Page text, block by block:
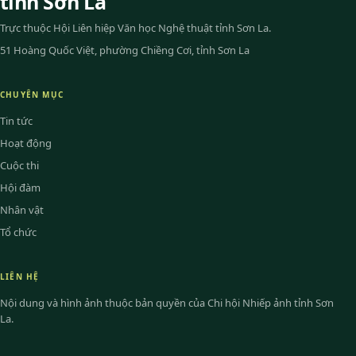
Trực thuộc Hội Liên hiệp Văn học Nghệ thuật tỉnh Sơn La.
51 Hoàng Quốc Việt, phường Chiềng Cơi, tỉnh Sơn La
CHUYÊN MỤC
Tin tức
Hoạt động
Cuộc thi
Hội đàm
Nhân vật
Tổ chức
LIÊN HỆ
Nội dung và hình ảnh thuộc bản quyền của Chi hội Nhiếp ảnh tỉnh Sơn
La.